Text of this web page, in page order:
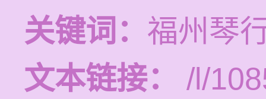
关键词： 福州琴
文本链接：
/l/